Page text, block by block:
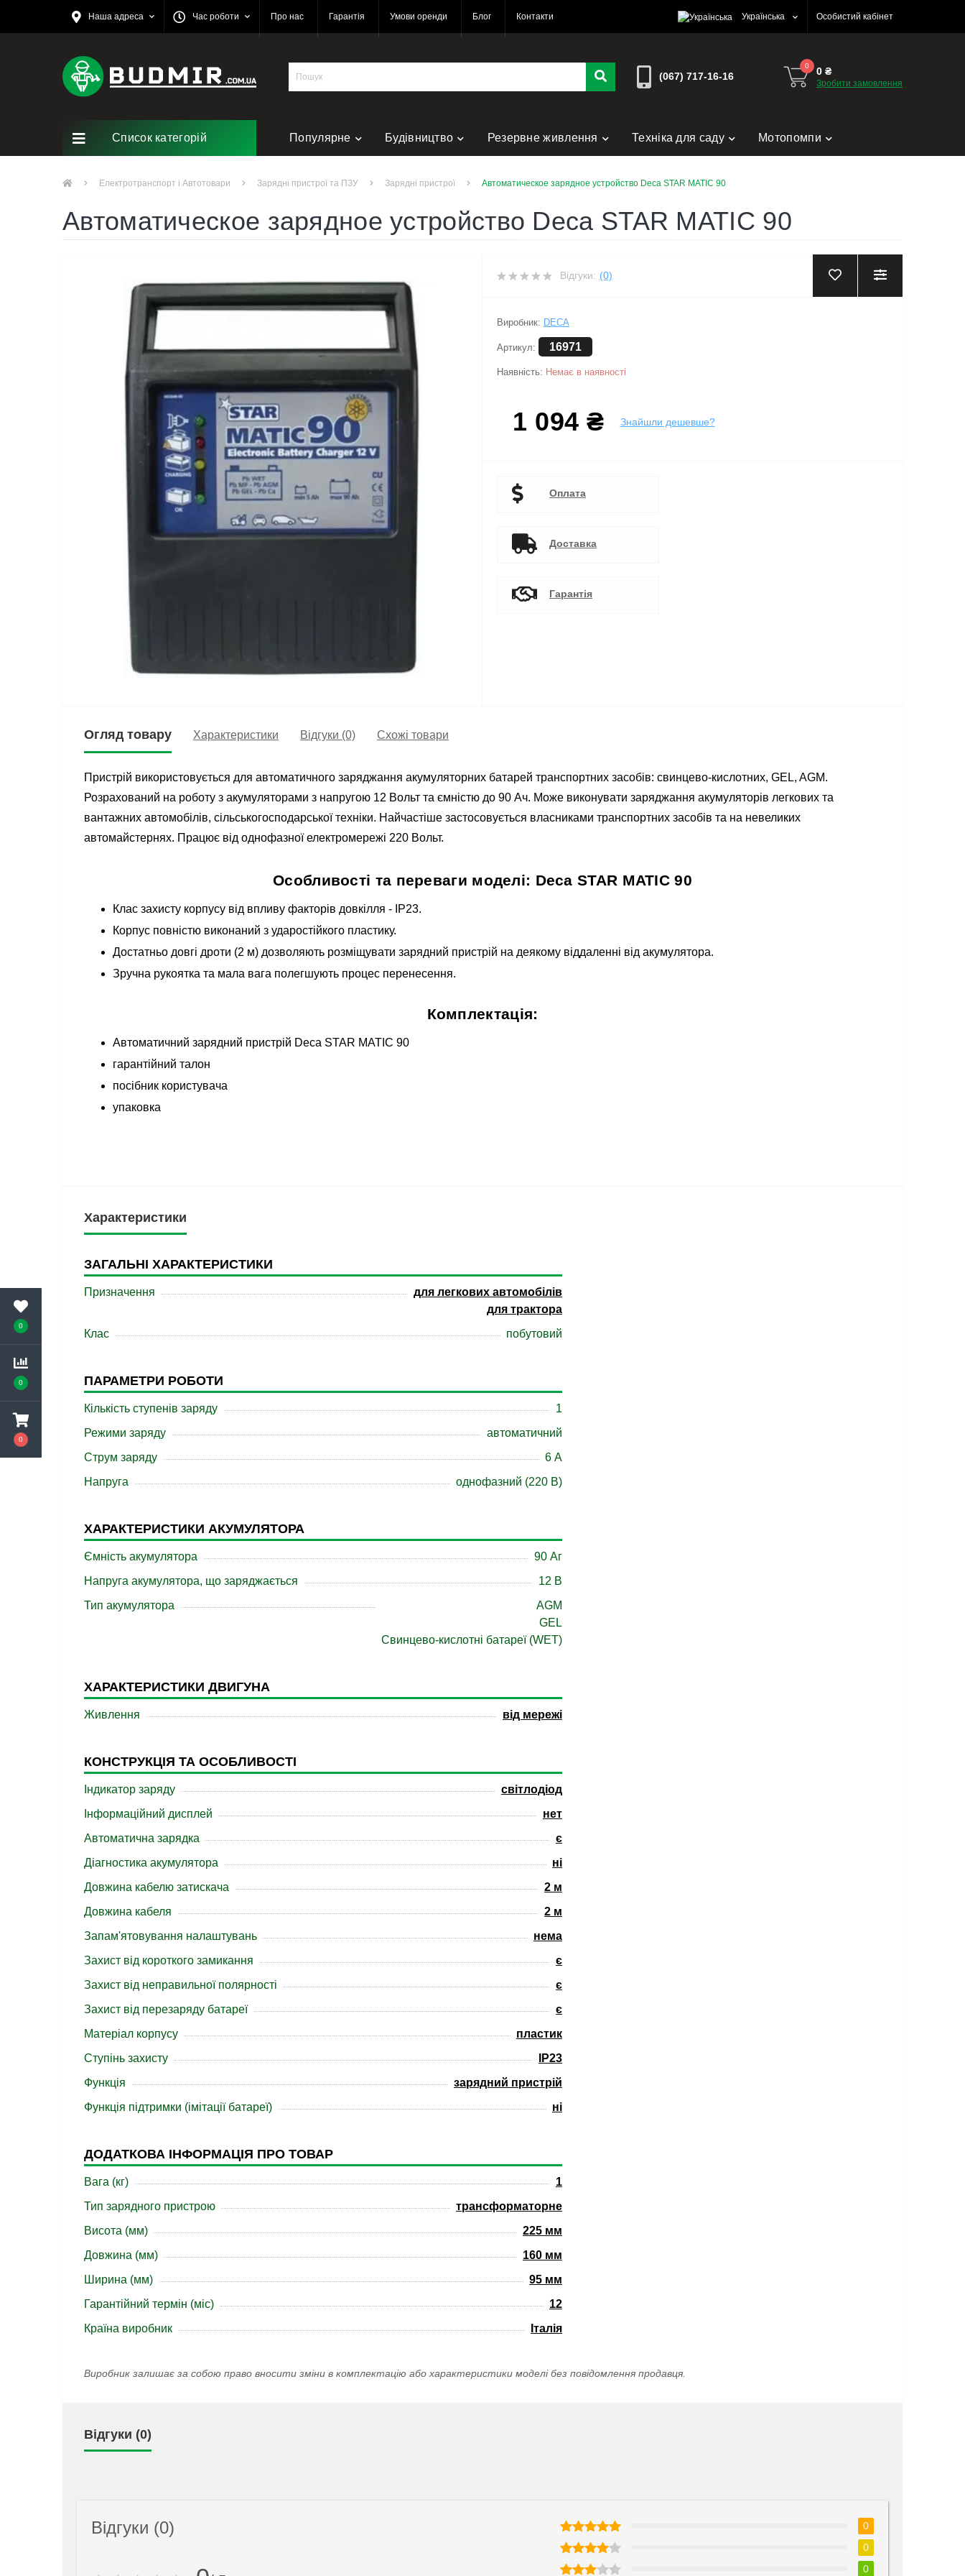
0
0
0
Наша адреса Час роботи Про нас Гарантія Умови оренди Блог Контакти Українська Особистий кабінет
(067) 717-16-16
0 0 ₴
Зробити замовлення
Список категорій Популярне Будівництво Резервне живлення Техніка для саду Мотопомпи
Електротранспорт і Автотовари Зарядні пристрої та ПЗУ Зарядні пристрої Автоматическое зарядное устройство Deca STAR MATIC 90
Автоматическое зарядное устройство Deca STAR MATIC 90
Відгуки: (0)
Виробник: DECA
Артикул: 16971
Наявність: Немає в наявності
1 094 ₴ Знайшли дешевше?
Оплата
Доставка
Гарантія
Огляд товару Характеристики Відгуки (0) Схожі товари
Пристрій використовується для автоматичного заряджання акумуляторних батарей транспортних засобів: свинцево-кислотних, GEL, AGM.
Розрахований на роботу з акумуляторами з напругою 12 Вольт та ємністю до 90 Ач. Може виконувати заряджання акумуляторів легкових та
вантажних автомобілів, сільськогосподарської техніки. Найчастіше застосовується власниками транспортних засобів та на невеликих
автомайстернях. Працює від однофазної електромережі 220 Вольт.
Особливості та переваги моделі: Deca STAR MATIC 90
Клас захисту корпусу від впливу факторів довкілля - IP23.
Корпус повністю виконаний з ударостійкого пластику.
Достатньо довгі дроти (2 м) дозволяють розміщувати зарядний пристрій на деякому віддаленні від акумулятора.
Зручна рукоятка та мала вага полегшують процес перенесення.
Комплектація:
Автоматичний зарядний пристрій Deca STAR MATIC 90
гарантійний талон
посібник користувача
упаковка
Характеристики
ЗАГАЛЬНІ ХАРАКТЕРИСТИКИ
Призначення
для легкових автомобілів
для трактора
Клас
побутовий
ПАРАМЕТРИ РОБОТИ
Кількість ступенів заряду
1
Режими заряду
автоматичний
Струм заряду
6 А
Напруга
однофазний (220 В)
ХАРАКТЕРИСТИКИ АКУМУЛЯТОРА
Ємність акумулятора
90 Аг
Напруга акумулятора, що заряджається
12 В
Тип акумулятора
AGM
GEL
Свинцево-кислотні батареї (WET)
ХАРАКТЕРИСТИКИ ДВИГУНА
Живлення від мережі
КОНСТРУКЦІЯ ТА ОСОБЛИВОСТІ
Індикатор заряду
світлодіод
Інформаційний дисплей
нет
Автоматична зарядка
є
Діагностика акумулятора
ні
Довжина кабелю затискача
2 м
Довжина кабеля
2 м
Запам'ятовування налаштувань
нема
Захист від короткого замикання
є
Захист від неправильної полярності
є
Захист від перезаряду батареї
є
Матеріал корпусу
пластик
Ступінь захисту
IP23
Функція
зарядний пристрій
Функція підтримки (імітації батареї)
ні
ДОДАТКОВА ІНФОРМАЦІЯ ПРО ТОВАР
Вага (кг)
1
Тип зарядного пристрою
трансформаторне
Висота (мм)
225 мм
Довжина (мм)
160 мм
Ширина (мм)
95 мм
Гарантійний термін (міс)
12
Країна виробник
Італія
Виробник залишає за собою право вносити зміни в комплектацію або характеристики моделі без повідомлення продавця.
Відгуки (0)
Відгуки (0)
0
0
0